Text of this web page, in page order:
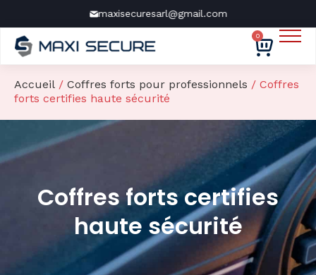
maxisecuresarl@gmail.com
0
Nos produits
Nos marques
Services
À propos
Contact
Devis gratuit
Accueil / Coffres forts pour professionnels / Coffres
forts certifies haute sécurité
Coffres forts certifies
haute sécurité